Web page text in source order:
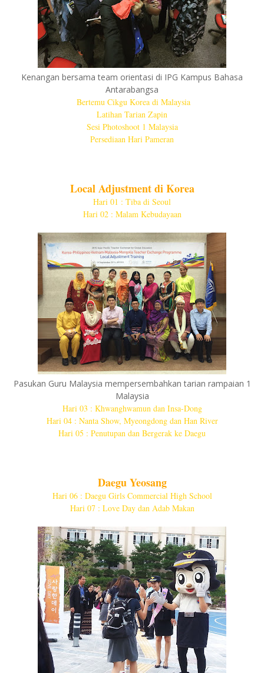
Kenangan bersama team orientasi di IPG Kampus Bahasa
Antarabangsa
Bertemu Cikgu Korea di Malaysia
Latihan Tarian Zapin
Sesi Photoshoot 1 Malaysia
Persediaan Hari Pameran
Local Adjustment di Korea
Hari 01 : Tiba di Seoul
Hari 02 : Malam Kebudayaan
Pasukan Guru Malaysia mempersembahkan tarian rampaian 1
Malaysia
Hari 03 : Khwanghwamun dan Insa-Dong
Hari 04 : Nanta Show, Myeongdong dan Han River
Hari 05 : Penutupan dan Bergerak ke Daegu
Daegu Yeosang
Hari 06 : Daegu Girls Commercial High School
Hari 07 : Love Day dan Adab Makan